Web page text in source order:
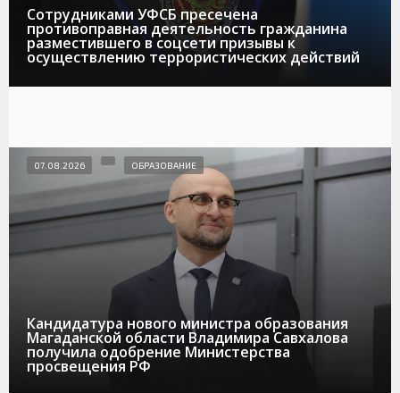
Сотрудниками УФСБ пресечена
противоправная деятельность гражданина
разместившего в соцсети призывы к
осуществлению террористических действий
Кандидатура нового министра образования
Магаданской области Владимира Савхалова
получила одобрение Министерства
просвещения РФ
07.08.2026 ОБРАЗОВАНИЕ